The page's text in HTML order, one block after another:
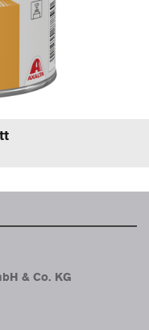
& Co. KG